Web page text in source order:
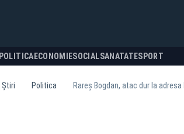
POLITICA ECONOMIESOCIALSANATATESPORT
Știri Politica Rareș Bogdan, atac dur la